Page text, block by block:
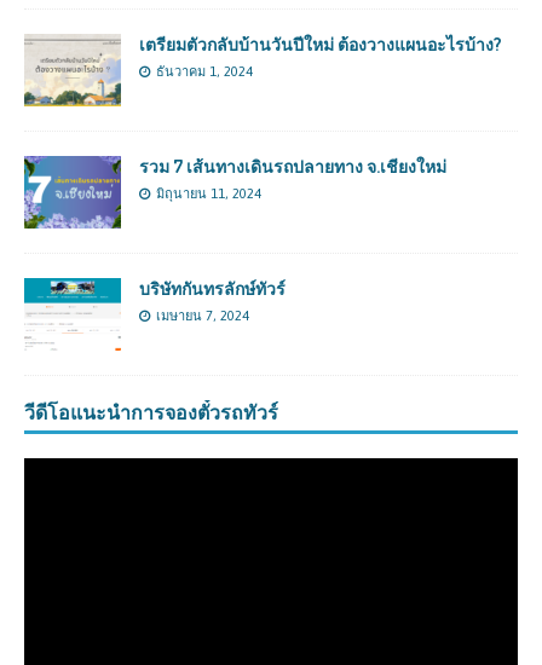
เตรียมตัวกลับบ้านวันปีใหม่ ต้องวางแผนอะไรบ้าง?
ธันวาคม 1, 2024
รวม 7 เส้นทางเดินรถปลายทาง จ.เชียงใหม่
มิถุนายน 11, 2024
บริษัทกันทรลักษ์ทัวร์
เมษายน 7, 2024
วีดีโอแนะนำการจองตั๋วรถทัวร์